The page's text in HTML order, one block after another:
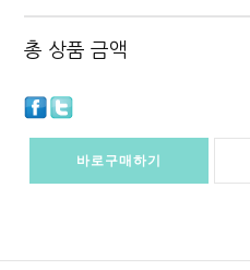
총 상품 금액
바로구매하기